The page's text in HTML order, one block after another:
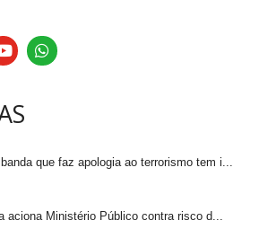
que faz apologia ao terrorismo tem i...
aciona Ministério Público contra risco d...